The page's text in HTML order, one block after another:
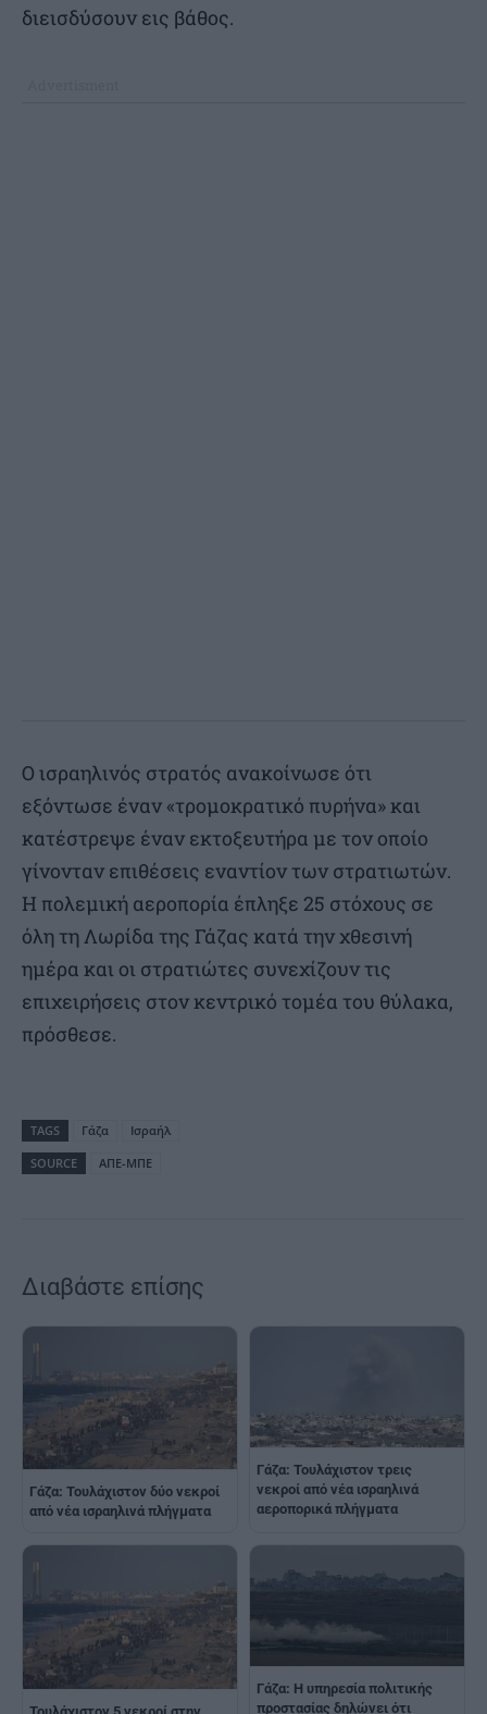
διεισδύσουν εις βάθος.
Ο ισραηλινός στρατός ανακοίνωσε ότι
εξόντωσε έναν «τρομοκρατικό πυρήνα» και
κατέστρεψε έναν εκτοξευτήρα με τον οποίο
γίνονταν επιθέσεις εναντίον των στρατιωτών.
Η πολεμική αεροπορία έπληξε 25 στόχους σε
όλη τη Λωρίδα της Γάζας κατά την χθεσινή
ημέρα και οι στρατιώτες συνεχίζουν τις
επιχειρήσεις στον κεντρικό τομέα του θύλακα,
πρόσθεσε.
TAGS Γάζα
Ισραήλ
SOURCE
ΑΠΕ-ΜΠΕ
Διαβάστε επίσης
Γάζα: Τουλάχιστον δύο νεκροί
από νέα ισραηλινά πλήγματα
Γάζα: Τουλάχιστον τρεις
νεκροί από νέα ισραηλινά
αεροπορικά πλήγματα
Γάζα: Η υπηρεσία πολιτικής
προστασίας δηλώνει ότι